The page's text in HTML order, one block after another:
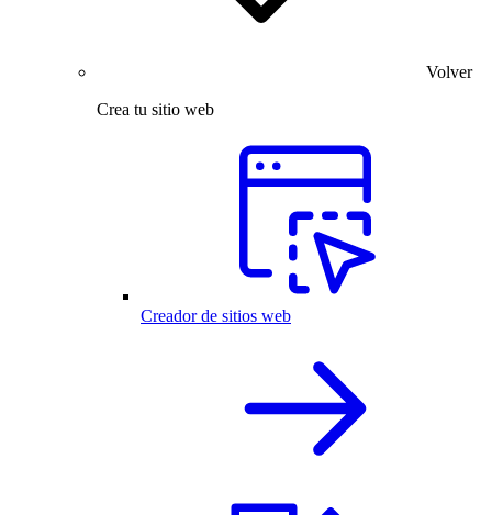
Volver
Crea tu sitio web
Creador de sitios web